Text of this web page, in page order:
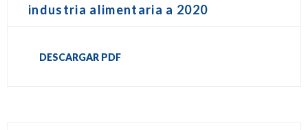
industria alimentaria a 2020
DESCARGAR PDF